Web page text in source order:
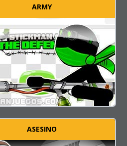
ARMY
ASESINO